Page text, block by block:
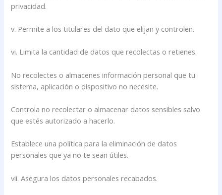
privacidad.
v. Permite a los titulares del dato que elijan y controlen.
vi. Limita la cantidad de datos que recolectas o retienes.
No recolectes o almacenes información personal que tu
sistema, aplicación o dispositivo no necesite.
Controla no recolectar o almacenar datos sensibles salvo
que estés autorizado a hacerlo.
Establece una política para la eliminación de datos
personales que ya no te sean útiles.
vii. Asegura los datos personales recabados.